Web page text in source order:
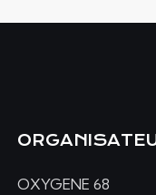
OXYGENE 68